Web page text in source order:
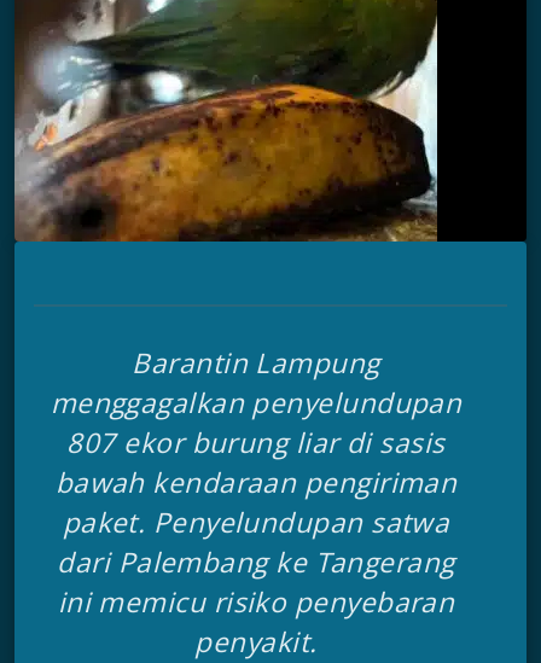
Barantin Lampung
menggagalkan penyelundupan
807 ekor burung liar di sasis
bawah kendaraan pengiriman
paket. Penyelundupan satwa
dari Palembang ke Tangerang
ini memicu risiko penyebaran
penyakit.